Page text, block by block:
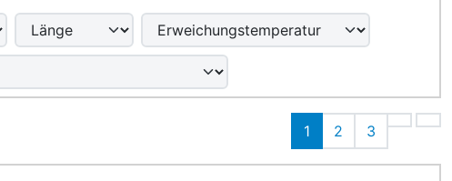
1 2 3